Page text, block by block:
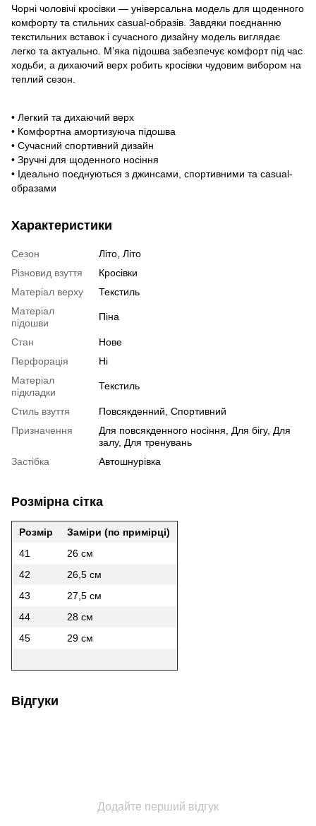
Чорні чоловічі кросівки — універсальна модель для щоденного
комфорту та стильних casual-образів. Завдяки поєднанню
текстильних вставок і сучасного дизайну модель виглядає
легко та актуально. М’яка підошва забезпечує комфорт під час
ходьби, а дихаючий верх робить кросівки чудовим вибором на
теплий сезон.
• Легкий та дихаючий верх
• Комфортна амортизуюча підошва
• Сучасний спортивний дизайн
• Зручні для щоденного носіння
• Ідеально поєднуються з джинсами, спортивними та casual-
образами
Характеристики
Сезон
Літо, Літо
Різновид взуття
Кросівки
Матеріал верху
Текстиль
Матеріал
підошви
Піна
Стан
Нове
Перфорація
Ні
Матеріал
підкладки
Текстиль
Стиль взуття
Повсякденний, Спортивний
Призначення
Для повсякденного носіння, Для бігу, Для
залу, Для тренувань
Застібка
Автошнурівка
Розмірна сітка
Розмір
Заміри (по примірці)
41
26 см
42
26,5 см
43
27,5 см
44
28 см
45
29 см
Відгуки
Додайте перший відгук